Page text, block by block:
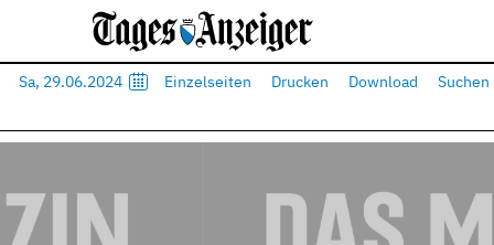
Sa, 29.06.2024 Einzelseiten Drucken Download Suchen